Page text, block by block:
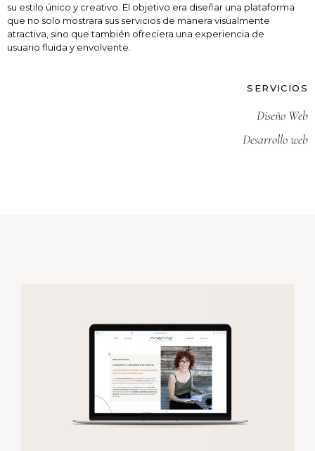
su estilo único y creativo. El objetivo era diseñar una plataforma
que no solo mostrara sus servicios de manera visualmente
atractiva, sino que también ofreciera una experiencia de
usuario fluida y envolvente.
SERVICIOS
Diseño Web
Desarrollo web